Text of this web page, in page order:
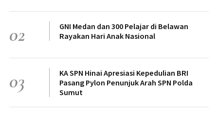
02
GNI Medan dan 300 Pelajar di Belawan
Rayakan Hari Anak Nasional
03
KA SPN Hinai Apresiasi Kepedulian BRI
Pasang Pylon Penunjuk Arah SPN Polda
Sumut